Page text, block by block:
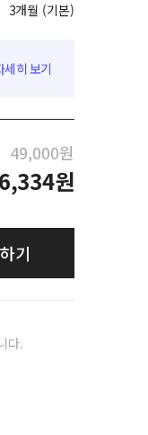
3개월 (기본)
세히 보기
49,000원
원
기
다.